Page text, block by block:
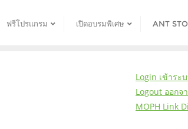
ฟรีโปรแกรม เปิดอบรมพิเศษ ANT
Login เข้าระ
Logout ออกจ
MOPH Link